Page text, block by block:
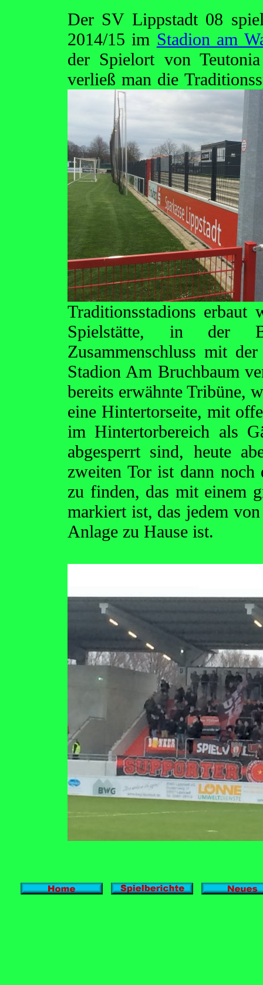
Der SV Lippstadt 08
2014/15 im Stadion am
der Spielort von
verließ man die
Traditionsstadions erbaut
Spielstätte, in der
Zusammenschluss mit
Stadion Am Bruchbaum
bereits erwähnte Tribüne,
eine Hintertorseite, mit
im Hintertorbereich als
abgesperrt sind, heute
zweiten Tor ist dann noch
zu finden, das mit einem
markiert ist, das jedem
Anlage zu Hause ist.